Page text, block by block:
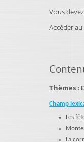
Vous
Accéder
Thèmes :
Champ
Les
La